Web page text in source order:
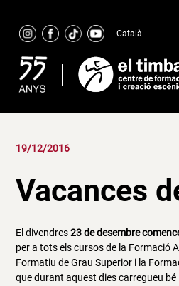
content
Català
19/12/2016
Vacances
El divendres23 de desembre
per a tots els cursos de la Formació
Formatiu de Grau Superior i la
que durant aquest dies carregueu bé